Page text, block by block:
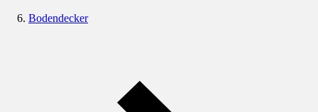
Bodendecker